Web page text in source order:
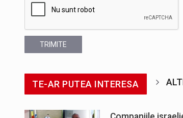
TRIMITE
TE-AR PUTEA INTERESA